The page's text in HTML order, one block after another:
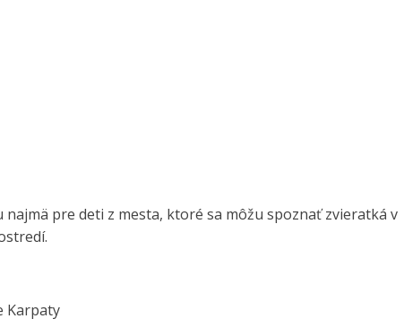
najmä pre deti z mesta, ktoré sa môžu spoznať zvieratká v
Karpaty